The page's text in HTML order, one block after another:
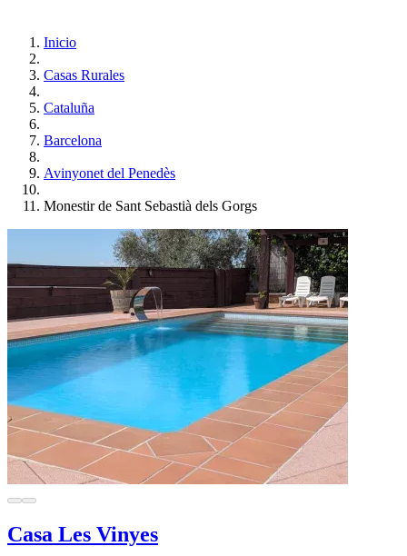
Inicio
Casas Rurales
Cataluña
Barcelona
Avinyonet del Penedès
Monestir de Sant Sebastià dels Gorgs
Casa Les Vinyes